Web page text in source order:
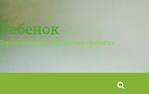
Ребенок
Беременность и воспитание ребенка